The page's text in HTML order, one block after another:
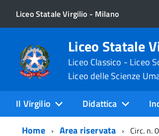
Liceo Statale Virgilio - Milano
Liceo Statale
Liceo Classico - Liceo
Liceo delle Scienze
Il Virgilio Didattica
Home
Area riservata Circ. n.